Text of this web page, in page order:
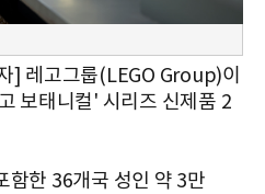
] 레고그룹(LEGO Group)이
보태니컬' 시리즈 신제품 2
함한 36개국 성인 약 3만